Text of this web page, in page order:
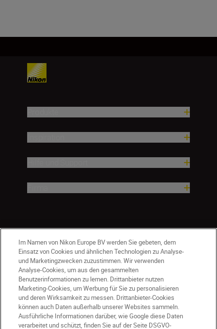
DE Nikon Sites
Im Namen von Nikon Europe BV werden Sie gebeten, dem
Einsatz von Cookies und ähnlichen Technologien zu Analyse-
und Marketingzwecken zuzustimmen. Wir verwenden
Analyse-Cookies, um aus den gesammelten
Benutzerinformationen zu lernen. Drittanbieter nutzen
Marketing-Cookies, um Werbung für Sie zu personalisieren
und deren Wirksamkeit zu messen. Drittanbieter-Cookies
können auch Daten außerhalb unserer Websites sammeln.
Ausführliche Informationen darüber, wie Google diese Daten
verarbeitet und schützt, finden Sie auf der Seite DSGVO-